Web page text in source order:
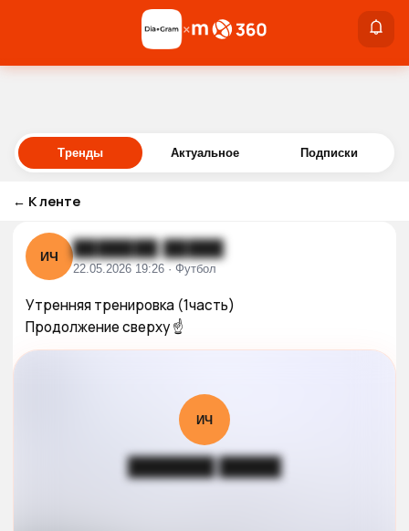
Войти
×
Тренды Актуальное Подписки
← К ленте
ИЧ ███████ █████
22.05.2026 19:26 · Футбол
Утренняя тренировка (1часть)
Продолжение сверху ☝️
ИЧ
███████ █████